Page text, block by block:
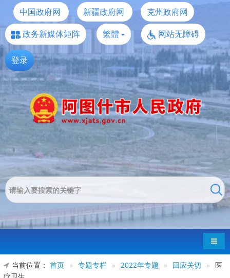
中国政府网 新疆政府网
克州政府网
政务新媒体矩阵
繁體 网站无障碍
登录
导航
当前位置： 首页 » 专题专栏 » 2022年专题 » 回应关切 »
医
疗卫生